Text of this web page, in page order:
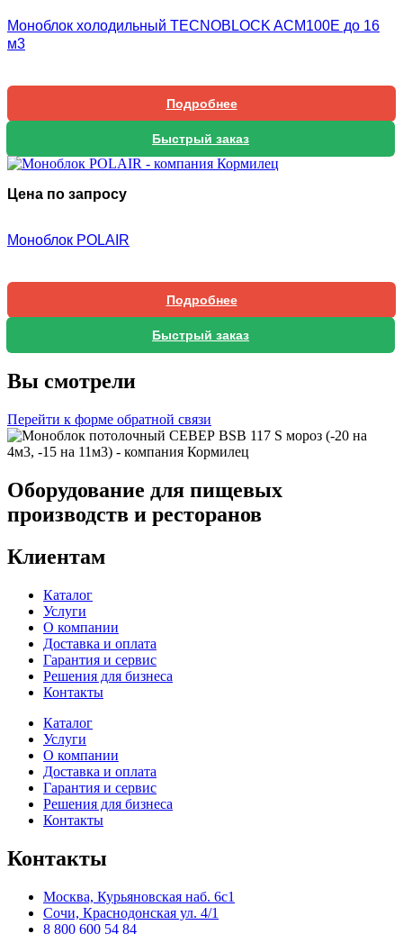
Моноблок холодильный TECNOBLOCK ACM100E до 16
м3
Подробнее
Быстрый заказ
Цена по запросу
Моноблок POLAIR
Подробнее
Быстрый заказ
Вы смотрели
Перейти к форме обратной связи
Оборудование для пищевых
производств и ресторанов
Клиентам
Каталог
Услуги
О компании
Доставка и оплата
Гарантия и сервис
Решения для бизнеса
Контакты
Каталог
Услуги
О компании
Доставка и оплата
Гарантия и сервис
Решения для бизнеса
Контакты
Контакты
Москва, Курьяновская наб. 6с1
Сочи, Краснодонская ул. 4/1
8 800 600 54 84